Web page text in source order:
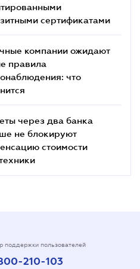
сертификатами
компании ожидают
правила
что
через два банка
не блокируют
стоимости
поддержки пользователей
210-103